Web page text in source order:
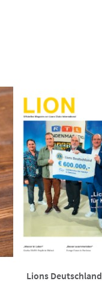
Lions Deutschland